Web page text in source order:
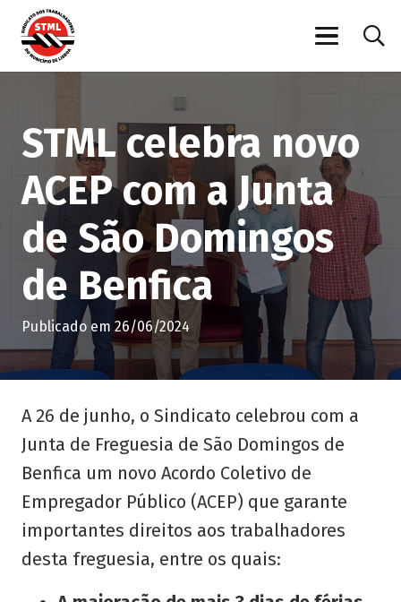
STML celebra novo
ACEP com a Junta
de São Domingos
de Benfica
Publicado em26/06/2024
A 26 de junho, o Sindicato celebrou com a
Junta de Freguesia de São Domingos de
Benfica um novo Acordo Coletivo de
Empregador Público (ACEP) que garante
importantes direitos aos trabalhadores
desta freguesia, entre os quais: